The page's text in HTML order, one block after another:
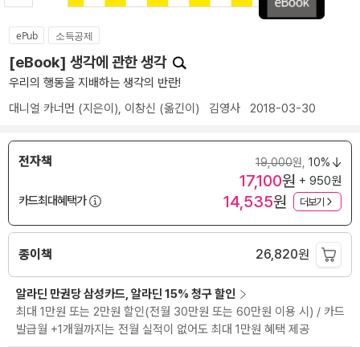
ePub 소득공제
[eBook] 생각에 관한 생각
우리의 행동을 지배하는 생각의 반란!
대니얼 카너먼 (지은이), 이창신 (옮긴이) 김영사 2018-03-30
전자책 19,000원, 10%
17,100원 + 950원
카드최대혜택가
14,535원 더보기
종이책 26,820원
알라딘 만권당 삼성카드, 알라딘 15% 청구 할인
최대 1만원 또는 2만원 할인(전월 30만원 또는 60만원 이용 시) / 카드
발급월 +1개월까지는 전월 실적이 없어도 최대 1만원 혜택 제공